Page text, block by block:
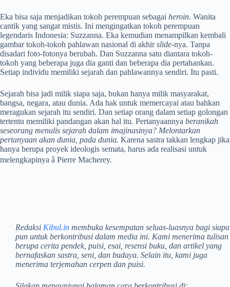
Eka bisa saja menjadikan tokoh perempuan sebagai heroin. Wanita
cantik yang sangat mistis. Ini mengingatkan tokoh perempuan
legendaris Indonesia: Suzzanna. Eka kemudian menampilkan kembali
gambar tokoh-tokoh pahlawan nasional di akhirslide-nya. Tanpa
disadari foto-fotonya berubah. Dan Suzzanna satu diantara tokoh-
tokoh yang beberapa juga dia ganti dan beberapa dia pertahankan.
Setiap individu memiliki sejarah dan pahlawannya sendiri. Itu pasti.
Sejarah bisa jadi milik siapa saja, bukan hanya milik masyarakat,
bangsa, negara, atau dunia. Ada hak untuk memercayai atau bahkan
meragukan sejarah itu sendiri. Dan setiap orang dalam setiap golongan
tertentu memiliki pandangan akan hal itu. Pertanyaannya beranikah
seseorang menulis sejarah dalam imajinasinya? Melontarkan
pertanyaan akan dunia, pada dunia. Karena sastra takkan lengkap jika
hanya berupa proyek ideologis semata, harus ada realisasi untuk
melengkapinya â Pierre Macherey.
Redaksi Kibul.in membuka kesempatan seluas-luasnya bagi siapa
pun untuk berkontribusi dalam media ini. Kami menerima tulisan
berupa cerita pendek, puisi, esai, resensi buku, dan artikel yang
bernafaskan sastra, seni, dan budaya. Selain itu, kami juga
menerima terjemahan cerpen dan puisi.